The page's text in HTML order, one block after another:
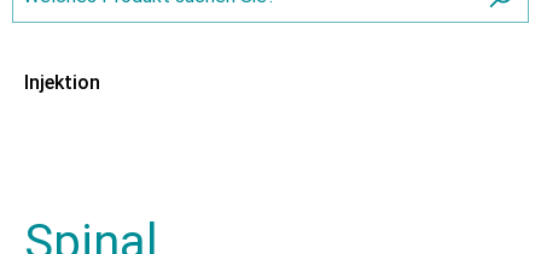
Injektion
Spinal